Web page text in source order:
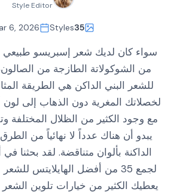
Style Editor
35
Styles
6, 2026
سواء كان لديك شعر إسبريسو طبيعي
من الشوكولاتة الطازجة من
للشعر البني الداكن هي الطريقة
لخصلاتك المغرية دون الذهاب إلى
مع وجود الكثير من الظلال المختلفة
يبدو أن هناك عدداً لا نهائياً من
الداكنة بألوان متناقضة. لقد بحثنا
لجمع 35 من أفضل الهايلايتس
يعطيك الكثير من خيارات تلوين الشعر